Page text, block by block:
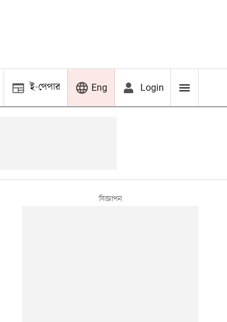
ই-পেপার Eng Login